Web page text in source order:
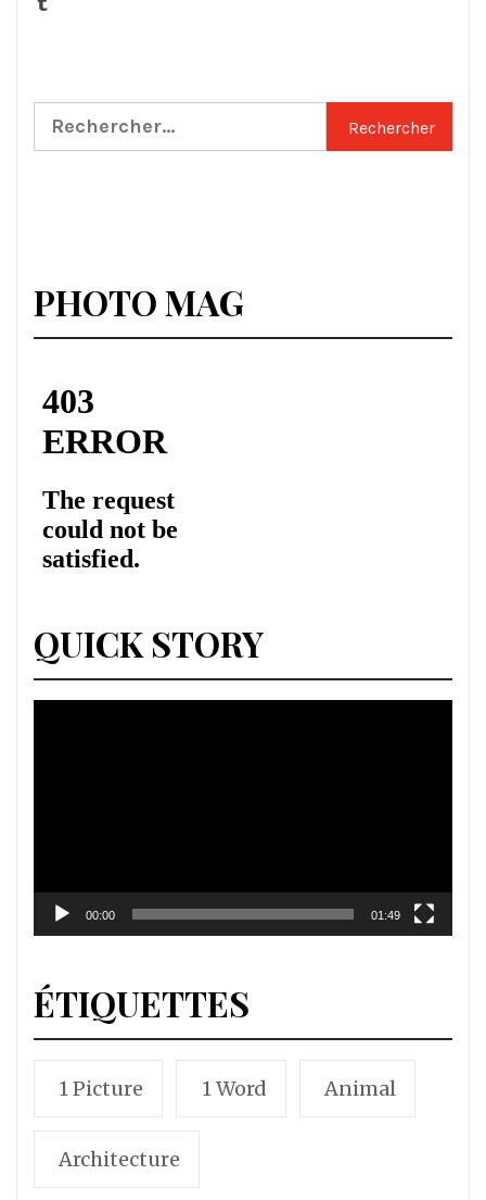
Rechercher :
PHOTO MAG
QUICK STORY
00:00 01:49
ÉTIQUETTES
1 Picture 1 Word Animal
Architecture